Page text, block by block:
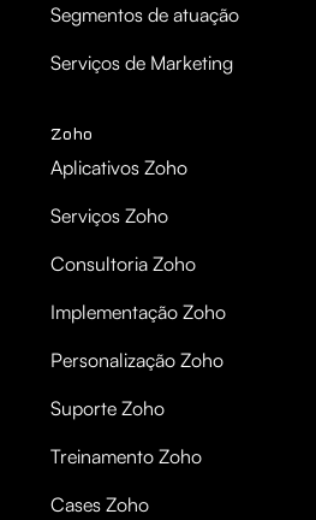
Segmentos de atuação
Serviços de Marketing
Zoho
Aplicativos Zoho
Serviços Zoho
Consultoria Zoho
Implementação Zoho
Personalização Zoho
Suporte Zoho
Treinamento Zoho
Cases Zoho